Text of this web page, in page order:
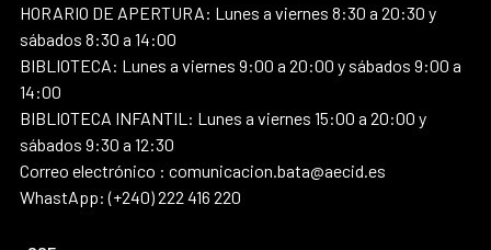
HORARIO DE APERTURA: Lunes a viernes 8:30 a 20:30 y
sábados 8:30 a 14:00
BIBLIOTECA: Lunes a viernes 9:00 a 20:00 y sábados 9:00 a
14:00
BIBLIOTECA INFANTIL: Lunes a viernes 15:00 a 20:00 y
sábados 9:30 a 12:30
Correo electrónico : comunicacion.bata@aecid.es
WhastApp: (+240) 222 416 220